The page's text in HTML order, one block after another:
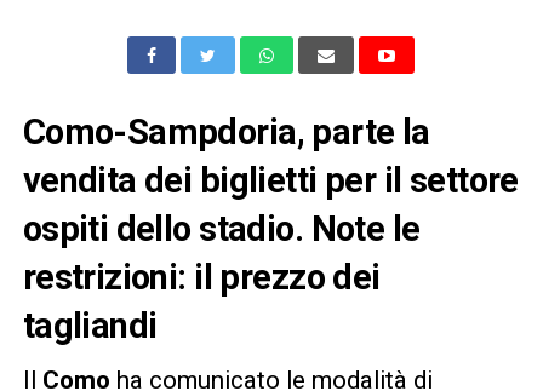
Como-Sampdoria, parte la
vendita dei biglietti per il settore
ospiti dello stadio. Note le
restrizioni: il prezzo dei
tagliandi
Il Como ha comunicato le modalità di